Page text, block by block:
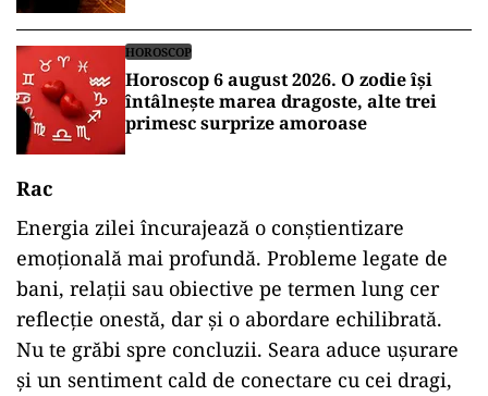
HOROSCOP
Horoscop 6 august 2026. O zodie își
întâlnește marea dragoste, alte trei
primesc surprize amoroase
Rac
Energia zilei încurajează o conștientizare
emoțională mai profundă. Probleme legate de
bani, relații sau obiective pe termen lung cer
reflecție onestă, dar și o abordare echilibrată.
Nu te grăbi spre concluzii. Seara aduce ușurare
și un sentiment cald de conectare cu cei dragi,